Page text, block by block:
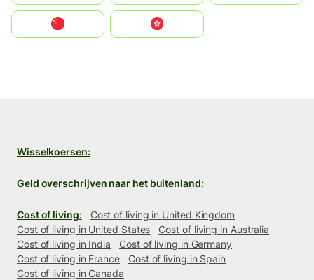
中國香港特別行政區
Wisselkoersen:
Geld overschrijven naar het buitenland:
Cost of living:
Cost of living in United Kingdom
Cost of living in United States
Cost of living in Australia
Cost of living in India
Cost of living in Germany
Cost of living in France
Cost of living in Spain
Cost of living in Canada